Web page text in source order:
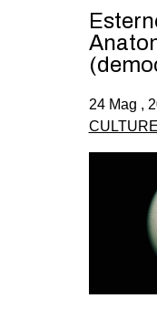
24 Mag ,
CULTURE